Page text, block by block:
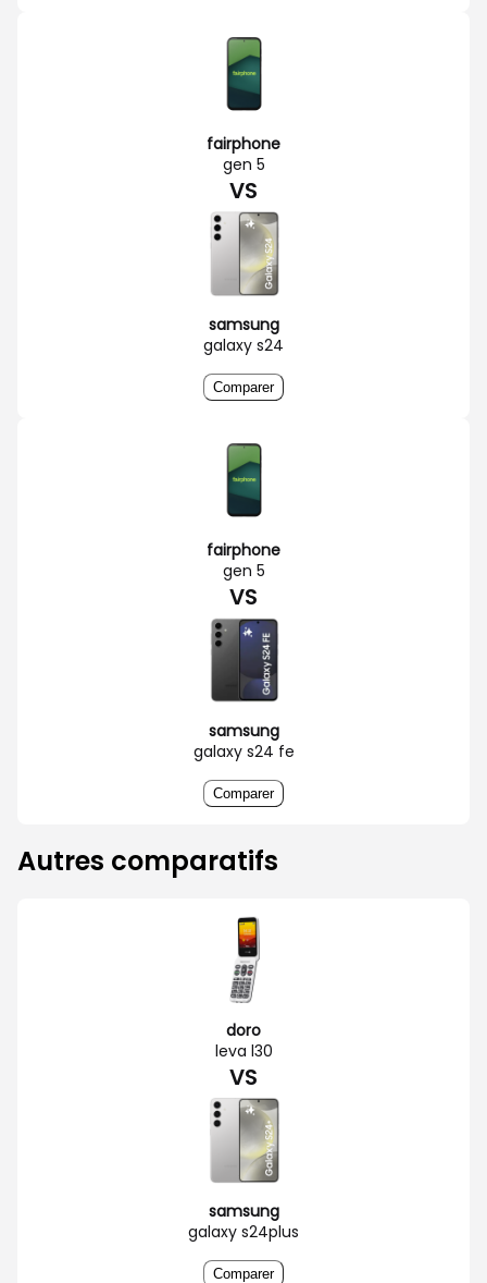
fairphone
gen 5
VS
samsung
galaxy s24
Comparer
fairphone
gen 5
VS
samsung
galaxy s24 fe
Comparer
Autres comparatifs
doro
leva l30
VS
samsung
galaxy s24plus
Comparer